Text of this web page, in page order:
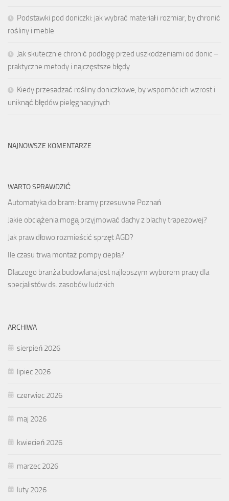
Podstawki pod doniczki: jak wybrać materiał i rozmiar, by chronić
rośliny i meble
Jak skutecznie chronić podłogę przed uszkodzeniami od donic –
praktyczne metody i najczęstsze błędy
Kiedy przesadzać rośliny doniczkowe, by wspomóc ich wzrost i
uniknąć błędów pielęgnacyjnych
NAJNOWSZE KOMENTARZE
WARTO SPRAWDZIĆ
Automatyka do bram: bramy przesuwne Poznań
Jakie obciążenia mogą przyjmować dachy z blachy trapezowej?
Jak prawidłowo rozmieścić sprzęt AGD?
Ile czasu trwa montaż pompy ciepła?
Dlaczego branża budowlana jest najlepszym wyborem pracy dla
specjalistów ds. zasobów ludzkich
ARCHIWA
sierpień 2026
lipiec 2026
czerwiec 2026
maj 2026
kwiecień 2026
marzec 2026
luty 2026